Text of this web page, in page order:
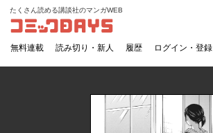
コミックDAYS
たくさん読める講談社のマンガWEB
無料連載 読み切り・新人 履歴 ログイン・登録